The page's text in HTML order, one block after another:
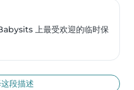
上最受欢迎的临时保
段描述